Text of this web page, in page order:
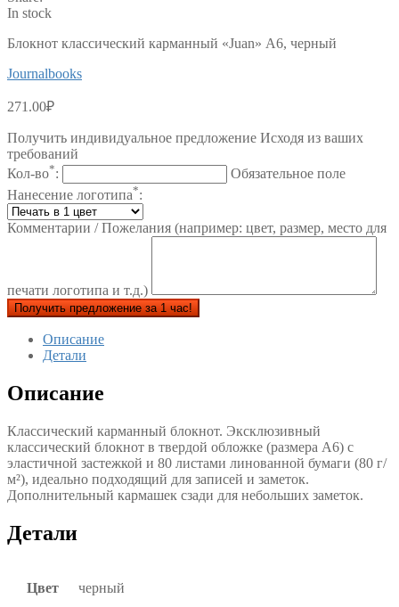
In stock
Блокнот классический карманный «Juan» А6, черный
Journalbooks
271.00₽
Получить индивидуальное предложение Исходя из ваших
требований
Кол-во*:
Обязательное поле
Нанесение логотипа*:
Комментарии / Пожелания (например: цвет, размер, место для
печати логотипа и т.д.)
Получить предложение за 1 час!
Описание
Детали
Описание
Классический карманный блокнот. Эксклюзивный
классический блокнот в твердой обложке (размера А6) с
эластичной застежкой и 80 листами линованной бумаги (80 г/
м²), идеально подходящий для записей и заметок.
Дополнительный кармашек сзади для небольших заметок.
Детали
Цвет черный